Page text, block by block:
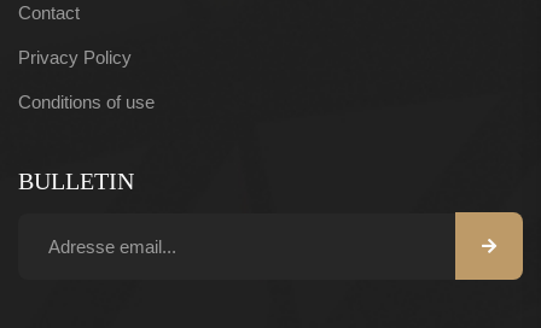
Contact
Privacy Policy
Conditions of use
BULLETIN